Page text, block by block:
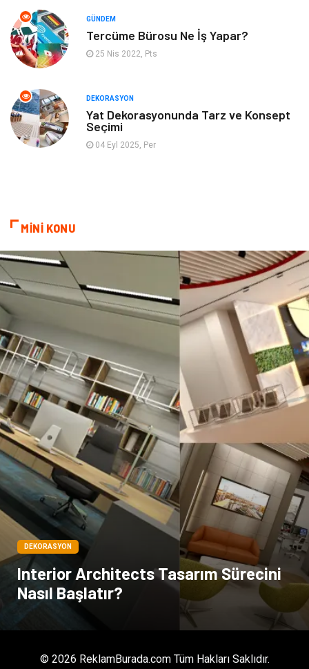
Mobilya
İnternet
Nakliyat
Hediyelik Eşya
Basın Yayın
Telekomünikasyon Markalar
Ambalaj İthalat İhracat
Dernekler ve Birlikler
GÜNDEM
Tercüme Bürosu Ne İş Yapar?
25 Nis 2022, Pts
DEKORASYON
Yat Dekorasyonunda Tarz ve Konsept
Seçimi
04 Eyl 2025, Per
MİNİ KONU
DEKORASYON
Interior Architects Tasarım Sürecini
Nasıl Başlatır?
© 2026 ReklamBurada.com Tüm Hakları Saklıdır.